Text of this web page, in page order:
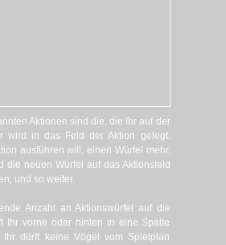
Aktionen sind die, die Ihr auf der
wird in das Feld der Aktion gelegt.
ausführen will, einen Würfel mehr,
neuen Würfel auf das Aktionsfeld
und so weiter.
Anzahl an Aktionswürfel auf die
Ihr vorne oder hinten in eine Spalte
dürft keine Vögel vom Spielplan